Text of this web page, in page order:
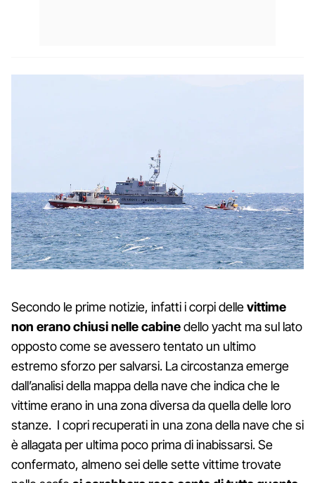
Secondo le prime notizie, infatti i corpi dellevittime
non erano chiusi nelle cabinedello yacht ma sul lato
opposto come se avessero tentato un ultimo
estremo sforzo per salvarsi. La circostanza emerge
dall’analisi della mappa della nave che indica che le
vittime erano in una zona diversa da quella delle loro
stanze. I copri recuperati in una zona della nave che si
è allagata per ultima poco prima di inabissarsi. Se
confermato, almeno sei delle sette vittime trovate